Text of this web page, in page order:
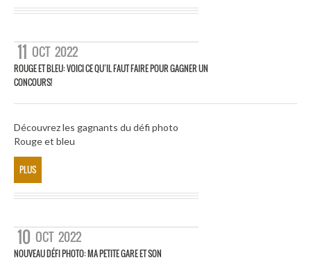
11 OCT 2022
ROUGE ET BLEU: VOICI CE QU’IL FAUT FAIRE POUR GAGNER UN
CONCOURS!
Découvrez les gagnants du défi photo
Rouge et bleu
PLUS
10 OCT 2022
NOUVEAU DÉFI PHOTO: MA PETITE GARE ET SON